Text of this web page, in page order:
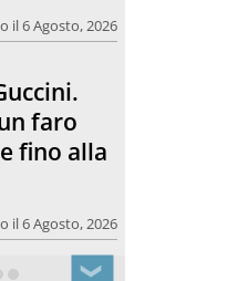
il 6 Agosto, 2026
faro
fino alla
il 6 Agosto, 2026
❯